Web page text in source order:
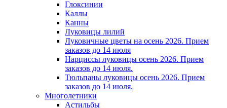
Глоксинии
Каллы
Канны
Луковицы лилий
Луковичные цветы на осень 2026. Прием
заказов до 14 июля
Нарциссы луковицы осень 2026. Прием
заказов до 14 июля.
Тюльпаны луковицы осень 2026. Прием
заказов до 14 июля.
Многолетники
Астильбы